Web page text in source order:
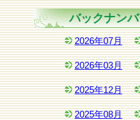
バックナン
2026年07月
2026年03月
2025年12月
2025年08月